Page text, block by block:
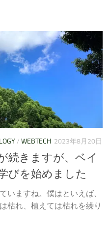
/ WEBTECH 2023年8月20日
続きますが、ベイ
びを始めました
ますね。僕はといえば、
枯れ、植えては枯れを繰り